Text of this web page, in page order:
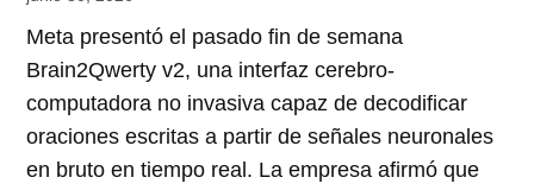
Meta presentó el pasado fin de semana
Brain2Qwerty v2, una interfaz cerebro-
computadora no invasiva capaz de decodificar
oraciones escritas a partir de señales neuronales
en bruto en tiempo real. La empresa afirmó que